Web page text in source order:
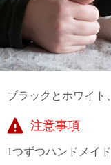
便 792
円 北
海道
沖縄
1030
11,000
円以
上 無
料
ポス
ト投
ブラックとホワイト
注意事項
1つずつハンドメイ